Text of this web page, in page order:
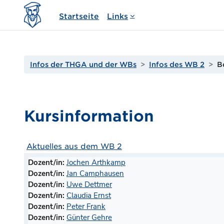
Zum Hauptinhalt
Startseite Links
Infos der THGA und der WBs Infos des WB 2
Kursinformation
Aktuelles aus dem WB 2
Dozent/in:Jochen Arthkamp
Dozent/in:Jan Camphausen
Dozent/in: Uwe Dettmer
Dozent/in: Claudia Ernst
Dozent/in: Peter Frank
Dozent/in: Günter Gehre